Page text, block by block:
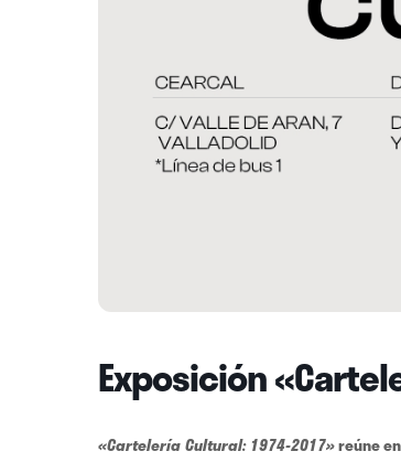
Exposición
«Cartelería Cultural: 1974-2017»reúne